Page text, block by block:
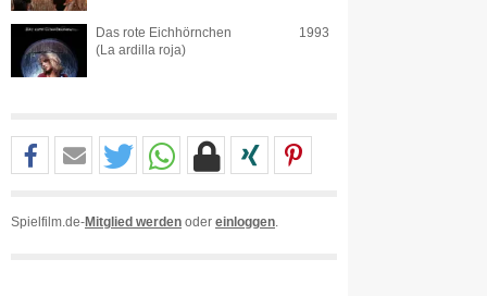
Das rote Eichhörnchen
(La ardilla roja)
1993
Spielfilm.de-Mitglied werden oder einloggen